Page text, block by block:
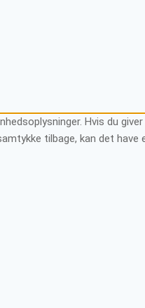
Hvis du
tilbage, kan det have